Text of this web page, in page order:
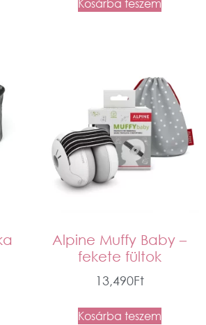
Kosárba teszem
Alpine Muffy Baby –
fekete fültok
13,490Ft
Kosárba teszem